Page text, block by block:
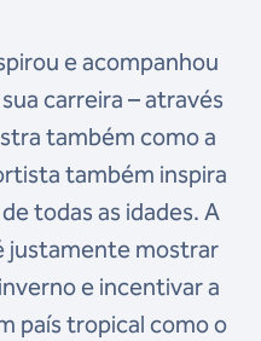
e acompanhou
carreira – através
também como a
também inspira
todas as idades. A
justamente mostrar
e incentivar a
país tropical como o